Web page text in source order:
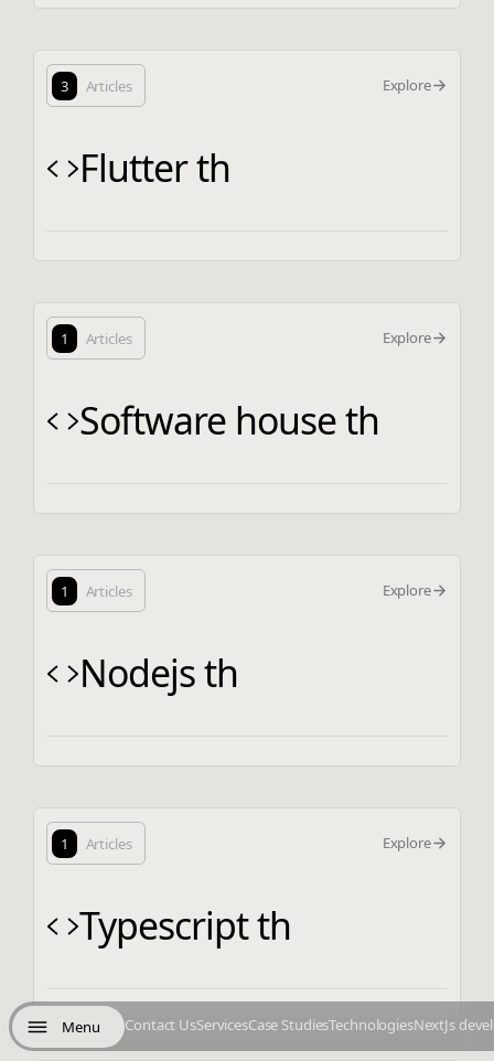
Menu Contact UsServicesCase StudiesTechnologiesNextJs
3 Articles Explore
Flutter th
1 Articles Explore
Software house th
1 Articles Explore
Nodejs th
1 Articles Explore
Typescript th